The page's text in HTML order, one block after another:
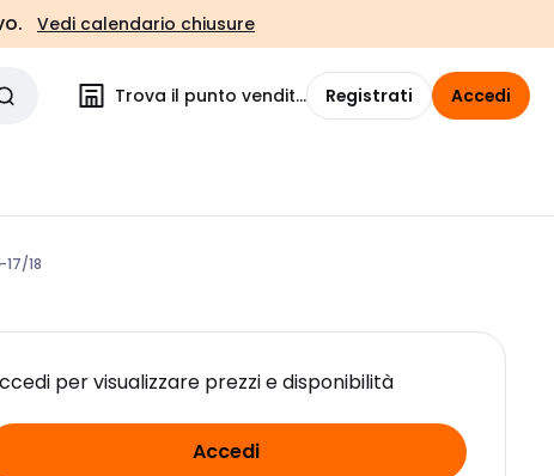
Vedi calendario chiusure
Trova il punto vendita Registrati Accedi
17/18
per visualizzare prezzi e disponibilità
Accedi